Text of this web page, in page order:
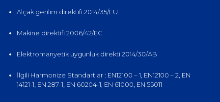
Alçak gerilim direktifi 2014/35/EU
Makine direktifi 2006/42/EC
Elektromanyetik uygunluk direkti 2014/30/AB
İlgili Harmonize Standartlar : EN12100 – 1, EN12100 – 2, EN
14121-1, EN 287-1, EN 60204-1, EN 61000, EN 55011